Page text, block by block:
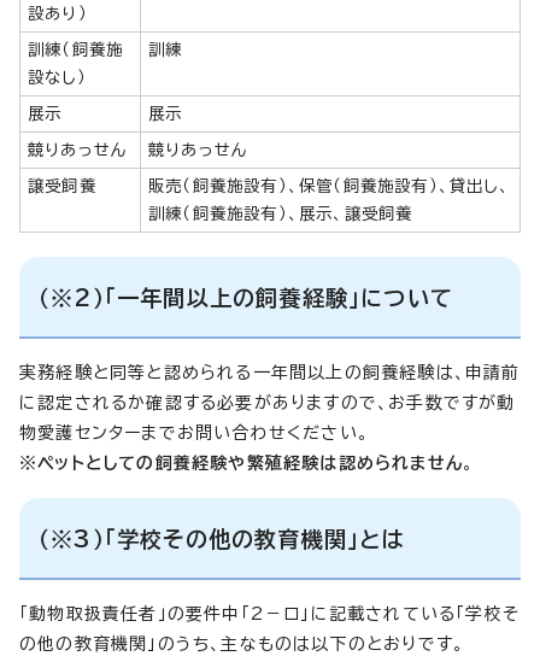
設あり）
訓練（飼養施
設なし）
訓練
展示 展示
競りあっせん 競りあっせん
譲受飼養
販売（飼養施設有）、保管（飼養施設有）、貸出し、
訓練（飼養施設有）、展示、譲受飼養
（※2）「一年間以上の飼養経験」について
実務経験と同等と認められる一年間以上の飼養経験は、申請前
に認定されるか確認する必要がありますので、お手数ですが動
物愛護センターまでお問い合わせください。
※ペットとしての飼養経験や繁殖経験は認められません。
（※3）「学校その他の教育機関」とは
「動物取扱責任者」の要件中「2－ロ」に記載されている「学校そ
の他の教育機関」のうち、主なものは以下のとおりです。